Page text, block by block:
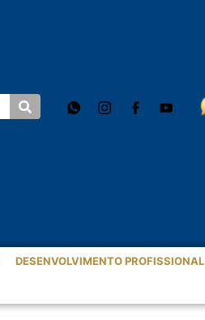
DESENVOLVIMENTO PROFISSIONAL